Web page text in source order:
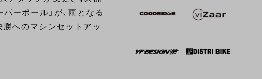
ーポール」が、雨となる
勝へのマシンセットアッ